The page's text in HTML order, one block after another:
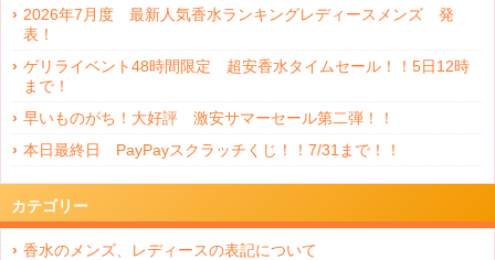
2026年7月度 最新人気香水ランキングレディースメンズ 発
表！
ゲリライベント48時間限定 超安香水タイムセール！！5日12時
まで！
早いものがち！大好評 激安サマーセール第二弾！！
本日最終日 PayPayスクラッチくじ！！7/31まで！！
カテゴリー
香水のメンズ、レディースの表記について